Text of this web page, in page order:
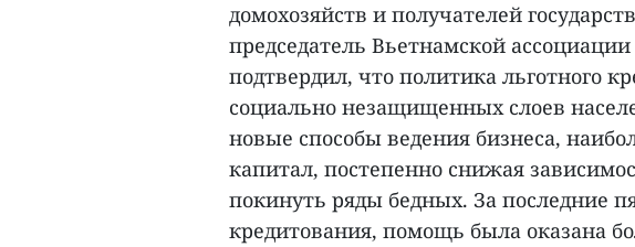
домохозяйств и получателей
председатель Вьетнамской
подтвердил, что политика льготного
социально незащищенных слоев
новые способы ведения бизнеса,
капитал, постепенно снижая
покинуть ряды бедных. За последние
кредитования, помощь была оказана